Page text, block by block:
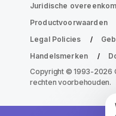
Juridische
Productvoorwaarden
Legal Policies
Handelsmerken
Copyright © 1993-2026
rechten voorbehouden.